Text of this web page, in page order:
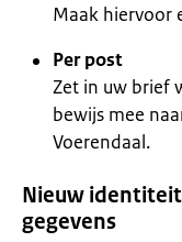
Maak hiervoor
Per post
Zet in uw brief
bewijs mee
Voerendaal.
Nieuw
gegevens